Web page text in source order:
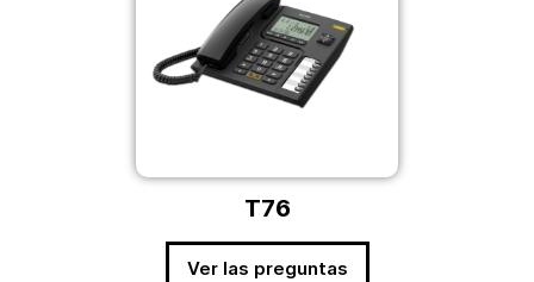
T76
Ver las preguntas